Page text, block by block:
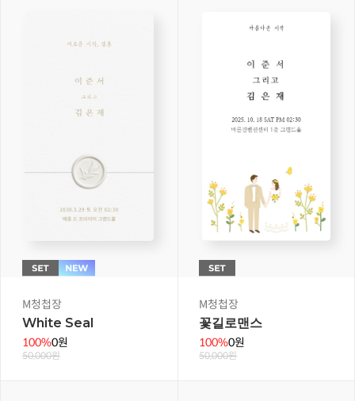
M청첩장
White Seal
100%0원
50,000원
M청첩장
꽃길로맨스
100%0원
50,000원